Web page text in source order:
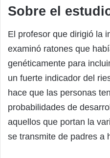
Sobre el
El profesor que dirigió la
examinó ratones que
genéticamente para
un fuerte indicador del
hace que las personas
probabilidades de
aquellos que portan la
se transmite de padres a